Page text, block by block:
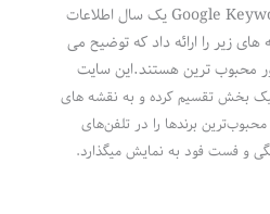
با استفاده از Google Keyword Planner یک سال اطلاعات
زیر را ارائه داد که توضیح می
محبوب ترین هستند.این سایت
بخش تقسیم کرده و به نقشه های
برندها را در تلفن‌های
و فست فود به نمایش میگذارد.